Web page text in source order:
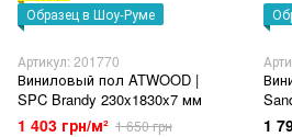
Образец в Шоу-Руме
Артикул: 201770
Виниловый пол ATWOOD |
SPC Brandy 230x1830x7 мм
1 403 грн/м² 1 650 грн
(5/
1